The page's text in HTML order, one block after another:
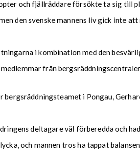
och fjällräddare försökte ta sig till
den svenske mannens liv gick inte
i kombination med den
medlemmar från
i Pongau,
deltagare väl förberedda och
och mannen tros ha tappat